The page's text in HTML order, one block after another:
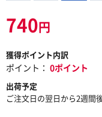
740円
獲得ポイント内訳
ポイント： 0ポイント
出荷予定
ご注文日の翌日から2週間